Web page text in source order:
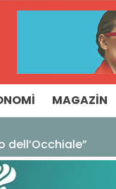
MAGAZIN
Dış Ticaret